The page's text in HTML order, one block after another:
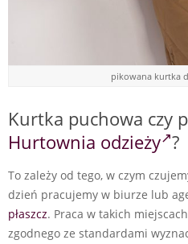
pikowana kurtka
Kurtka puchowa czy
Hurtownia odzieży ?
To zależy od tego, w czym
dzień pracujemy w biurze lub
płaszcz. Praca w takich
zgodnego ze standardami